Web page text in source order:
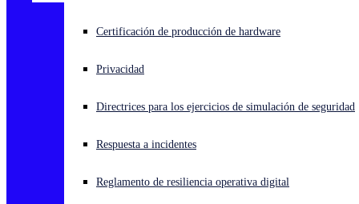
¿Está sufriendo un ciberataque? Obtenga ayuda ahora mismo
Open language switcher
Certificación de producción de hardware
Privacidad
Directrices para los ejercicios de simulación de seguridad
Respuesta a incidentes
Reglamento de resiliencia operativa digital